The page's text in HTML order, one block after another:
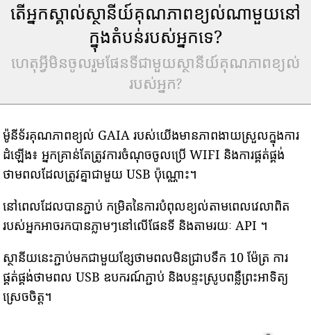
តើអ្នកស្គាល់ស្ថានីយ៍គុណភាពខ្យល់ណាមួយនៅ
ក្នុងតំបន់របស់អ្នកទេ?
ហេតុអ្វីមិនចូលរួមផែនទីជាមួយស្ថានីយ៍គុណភាពខ្យល់
របស់អ្នក?
ម៉ូនីទ័រគុណភាពខ្យល់ GAIA របស់យើងមានភាពងាយស្រួលក្នុងការ
ដំឡើង៖ អ្នកគ្រាន់តែត្រូវការចំណុចចូលប្រើ WIFI និងការផ្គត់ផ្គង់
ថាមពលដែលត្រូវគ្នាជាមួយ USB ប៉ុណ្ណោះ។
នៅពេលដែលបានភ្ជាប់ កម្រិតនៃការបំពុលខ្យល់តាមពេលវេលាពិត
របស់អ្នកអាចរកបានភ្លាមៗនៅលើផែនទី និងតាមរយៈ API ។
ស្ថានីយនេះភ្ជាប់មកជាមួយខ្សែថាមពលមិនជ្រាបទឹក 10 ម៉ែត្រ ការ
ផ្គត់ផ្គង់ថាមពល USB ឧបករណ៍ភ្ជាប់ និងបន្ទះស្រូបពន្លឺព្រះអាទិត្យ
ស្រេចចិត្ត។